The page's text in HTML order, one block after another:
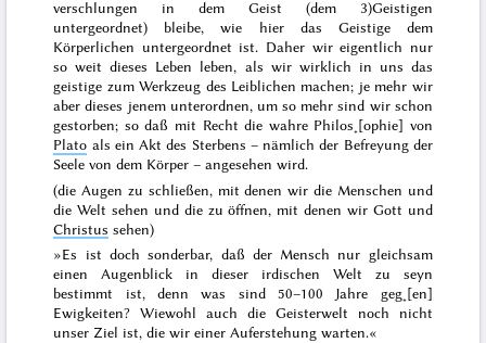
verschlungen in dem Geist (dem 3)Geistigen
untergeordnet) bleibe, wie hier das Geistige dem
Körperlichen untergeordnet ist. Daher wir eigentlich nur
so weitdieses Leben leben, als wir wirklich in uns das
geistige zum Werkzeug des Leiblichen machen; je mehr wir
aber dieses jenem unterordnen, um so mehr sind wir schon
gestorben; so daß mit Recht die wahre Philos˖[ophie] von
Plato als ein Akt des Sterbens – nämlich der Befreyung der
Seele von dem Körper – angesehen wird.
(die Augen zu schließen, mit denen wir die Menschen und
die Welt sehen und die zu öffnen, mit denen wir Gott und
Christus sehen)
»Es ist doch sonderbar, daß der Mensch nur gleichsam
einen Augenblick in dieser irdischen Welt zu seyn
bestimmt ist, denn was sind 50–100 Jahre geg˖[en]
Ewigkeiten? Wiewohl auch die Geisterwelt noch nicht
unser Ziel ist, die wir einer Auferstehung warten.«